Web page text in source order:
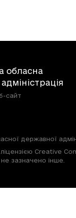
обласна
сайт
державної
Creative
зазначено інше.